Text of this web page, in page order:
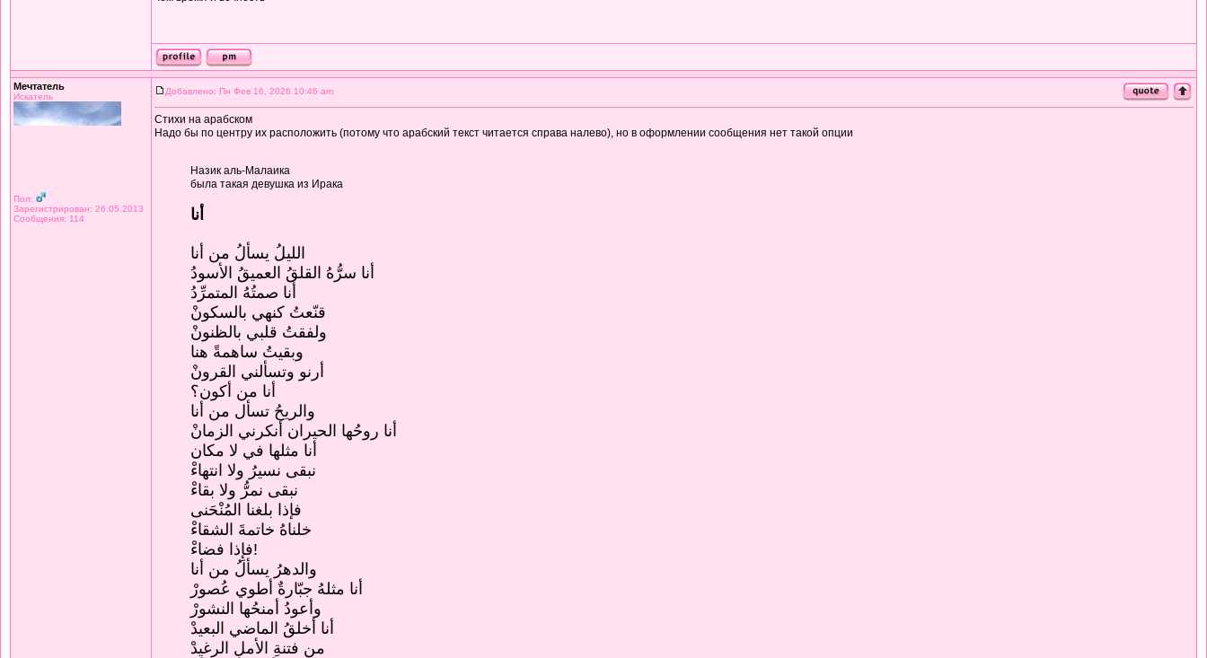
Мечтатель
Искатель
Пол:
Зарегистрирован: 26.05.2013
Сообщения: 114
Добавлено: Пн Фев 16, 2026 10:46 am
Стихи на арабском
Надо бы по центру их расположить (потому что арабский текст читается справа налево), но в оформлении сообщения нет такой опции
Назик аль-Малаика
была такая девушка из Ирака
أنا
الليلُ يسألُ من أنا
أنا سرُّهُ القلقُ العميقُ الأسودُ
أنا صمتُهُ المتمرِّدُ
قنّعتُ كنهي بالسكونْ
ولفقتُ قلبي بالظنونْ
وبقيتُ ساهمةً هنا
أرنو وتسألني القرونْ
أنا من أكون؟
والريحُ تسأل من أنا
أنا روحُها الحيران أنكرني الزمانْ
أنا مثلها في لا مكان
نبقى نسيرُ ولا انتهاءْ
نبقى نمرُّ ولا بقاءْ
فإذا بلغنا المُنْحَنى
خلناهُ خاتمةَ الشقاءْ
فإِذا فضاءْ!
والدهرُ يسألُ من أنا
أنا مثلهُ جبّارةٌ أطوي عُصورْ
وأعودُ أمنحُها النشورْ
أنا أخلقُ الماضي البعيدْ
من فتنةِ الأمل الرغيدْ